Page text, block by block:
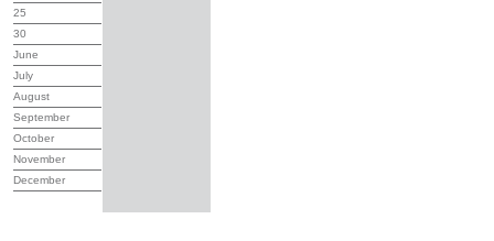
25
30
June
July
August
September
October
November
December